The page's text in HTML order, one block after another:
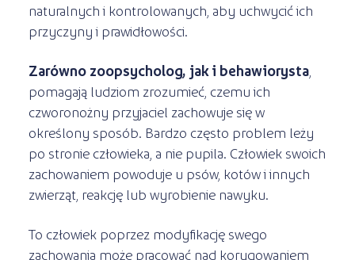
naturalnych i kontrolowanych, aby uchwycić ich
przyczyny i prawidłowości.
Zarówno zoopsycholog, jak i behawiorysta,
pomagają ludziom zrozumieć, czemu ich
czworonożny przyjaciel zachowuje się w
określony sposób. Bardzo często problem leży
po stronie człowieka, a nie pupila. Człowiek swoich
zachowaniem powoduje u psów, kotów i innych
zwierząt, reakcję lub wyrobienie nawyku.
To człowiek poprzez modyfikację swego
zachowania może pracować nad korygowaniem